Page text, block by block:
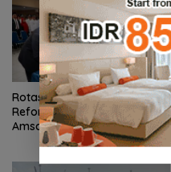
Rotasi 311 ASN Jadi Awal
Reformasi Birokrasi Batam,
Amsakar Tekankan Integritas
dan Kinerja